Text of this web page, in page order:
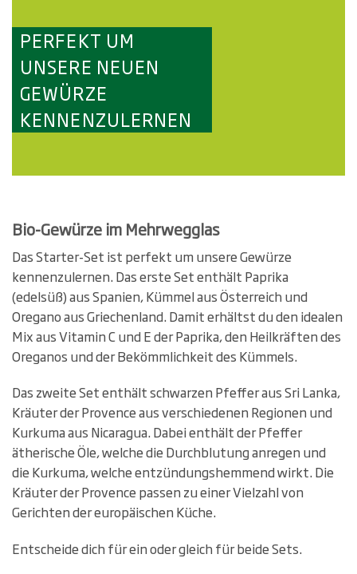
PERFEKT UM
UNSERE NEUEN
GEWÜRZE
KENNENZULERNEN
Bio-Gewürze im Mehrwegglas
Das Starter-Set ist perfekt um unsere Gewürze
kennenzulernen. Das erste Set enthält Paprika
(edelsüß) aus Spanien, Kümmel aus Österreich und
Oregano aus Griechenland. Damit erhältst du den idealen
Mix aus Vitamin C und E der Paprika, den Heilkräften des
Oreganos und der Bekömmlichkeit des Kümmels.
Das zweite Set enthält schwarzen Pfeffer aus Sri Lanka,
Kräuter der Provence aus verschiedenen Regionen und
Kurkuma aus Nicaragua. Dabei enthält der Pfeffer
ätherische Öle, welche die Durchblutung anregen und
die Kurkuma, welche entzündungshemmend wirkt. Die
Kräuter der Provence passen zu einer Vielzahl von
Gerichten der europäischen Küche.
Entscheide dich für ein oder gleich für beide Sets.